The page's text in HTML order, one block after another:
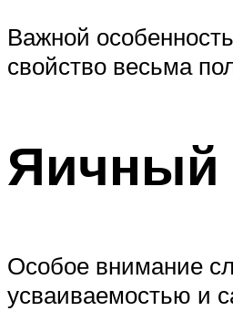
Важной
свойство весьма
Яичный
Особое внимание
усваиваемостью и